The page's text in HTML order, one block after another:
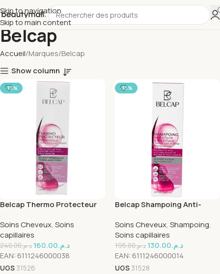
Skip to navigation
Skip to main content
Belcap
Accueil Marques Belcap
Show column
-33%
Belcap Thermo Protecteur
Soins Cheveux, Soins
capillaires
د.م.240.00 د.م.160.00
EAN: 6111246000038
UGS 31526
-33%
Belcap Shampoing Anti-
Soins Cheveux, Shampoing,
Soins capillaires
د.م.195.00 د.م.130.00
EAN: 6111246000014
UGS 31528